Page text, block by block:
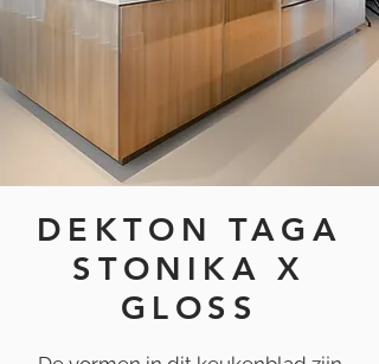
DEKTON TAGA
STONIKA X
GLOSS